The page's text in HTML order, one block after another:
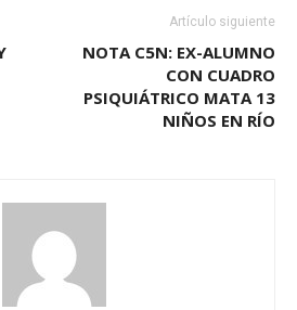
Artículo siguiente
NOTA C5N: EX-ALUMNO
CON CUADRO
PSIQUIÁTRICO MATA 13
NIÑOS EN RÍO